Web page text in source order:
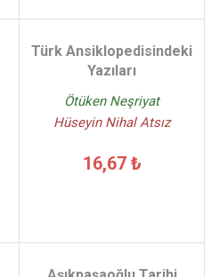
Türk Ansiklopedisindeki
Yazıları
Ötüken Neşriyat
Hüseyin Nihal Atsız
16,67 ₺